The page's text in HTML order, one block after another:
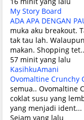
My Story Board
ADA APA DENGAN
muka aku breakout.
tak tau lah.
makan. Shopping
57 minit yang lalu
KasihkuAmani
Ovomaltine Crunchy
semua.. Ovomaltine
coklat susu yang
yang menjadi ident...
Sejam yang lalu